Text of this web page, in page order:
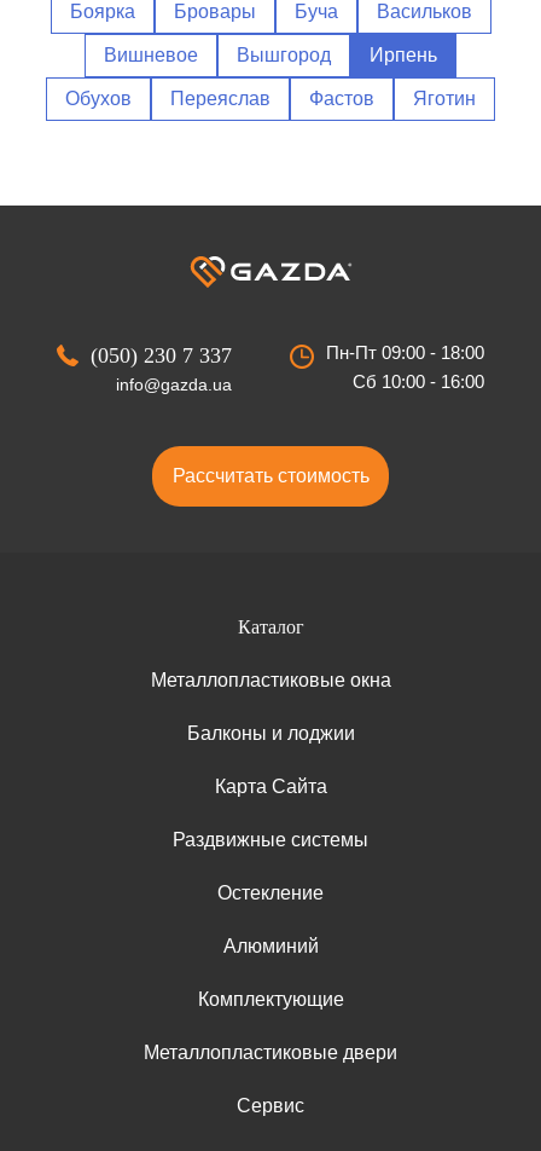
Боярка Бровары Буча Васильков
Вишневое Вышгород Ирпень
Обухов Переяслав Фастов Яготин
(050) 230 7 337
info@gazda.ua
Пн-Пт 09:00 - 18:00
Сб 10:00 - 16:00
Рассчитать стоимость
Каталог
Металлопластиковые окна
Балконы и лоджии
Карта Сайта
Раздвижные системы
Остекление
Алюминий
Комплектующие
Металлопластиковые двери
Сервис